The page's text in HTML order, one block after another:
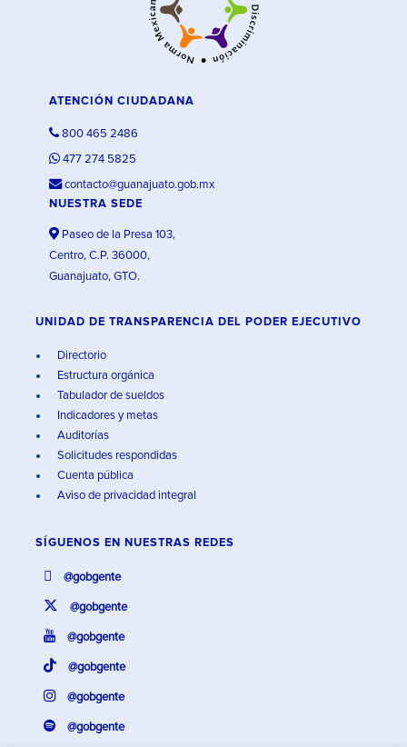
ATENCIÓN CIUDADANA
800 465 2486
477 274 5825
contacto@guanajuato.gob.mx
NUESTRA SEDE
Paseo de la Presa 103,
Centro, C.P. 36000,
Guanajuato, GTO.
UNIDAD DE TRANSPARENCIA DEL PODER EJECUTIVO
Directorio
Estructura orgánica
Tabulador de sueldos
Indicadores y metas
Auditorías
Solicitudes respondidas
Cuenta pública
Aviso de privacidad integral
SÍGUENOS EN NUESTRAS REDES
@gobgente
@gobgente
@gobgente
@gobgente
@gobgente
@gobgente